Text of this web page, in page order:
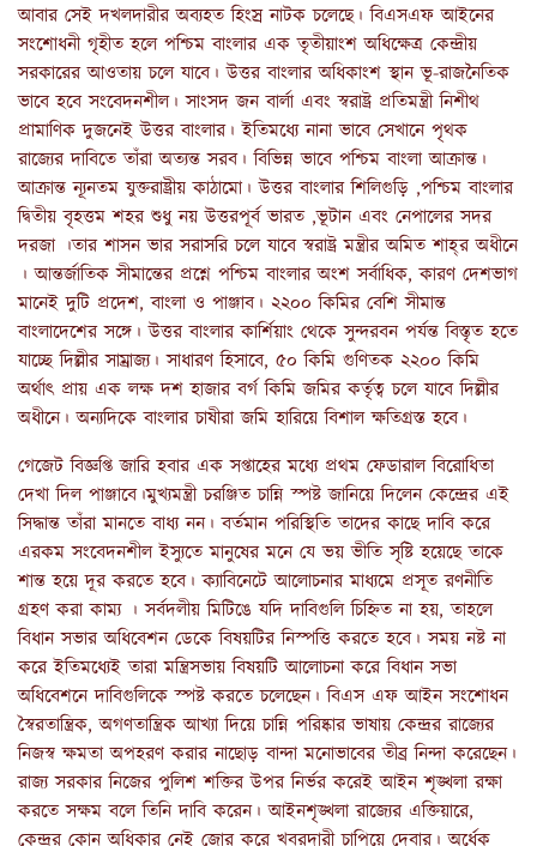
আবার সেই দখলদারীর অব্যহত হিংস্র নাটক চলেছে। বিএসএফ আইনের
সংশোধনী গৃহীত হলে পশ্চিম বাংলার এক তৃতীয়াংশ অধিক্ষেত্র কেন্দ্রীয়
সরকারের আওতায় চলে যাবে। উত্তর বাংলার অধিকাংশ স্থান ভূ-রাজনৈতিক
ভাবে হবে সংবেদনশীল। সাংসদ জন বার্লা এবং স্বরাষ্ট্র প্রতিমন্ত্রী নিশীথ
প্রামাণিক দুজনেই উত্তর বাংলার। ইতিমধ্যে নানা ভাবে সেখানে পৃথক
রাজ্যের দাবিতে তাঁরা অত্যন্ত সরব। বিভিন্ন ভাবে পশ্চিম বাংলা আক্রান্ত।
আক্রান্ত ন্যূনতম যুক্তরাষ্ট্রীয় কাঠামো। উত্তর বাংলার শিলিগুড়ি ,পশ্চিম বাংলার
দ্বিতীয় বৃহত্তম শহর শুধু নয় উত্তরপূর্ব ভারত ,ভূটান এবং নেপালের সদর
দরজা ।তার শাসন ভার সরাসরি চলে যাবে স্বরাষ্ট্র মন্ত্রীর অমিত শাহ্‌র অধীনে
। আন্তর্জাতিক সীমান্তের প্রশ্নে পশ্চিম বাংলার অংশ সর্বাধিক, কারণ দেশভাগ
মানেই দুটি প্রদেশ, বাংলা ও পাঞ্জাব। ২২০০ কিমির বেশি সীমান্ত
বাংলাদেশের সঙ্গে। উত্তর বাংলার কার্শিয়াং থেকে সুন্দরবন পর্যন্ত বিস্তৃত হতে
যাচ্ছে দিল্লীর সাম্রাজ্য। সাধারণ হিসাবে, ৫০ কিমি গুণিতক ২২০০ কিমি
অর্থাৎ প্রায় এক লক্ষ দশ হাজার বর্গ কিমি জমির কর্তৃত্ব চলে যাবে দিল্লীর
অধীনে। অন্যদিকে বাংলার চাষীরা জমি হারিয়ে বিশাল ক্ষতিগ্রস্ত হবে।
গেজেট বিজ্ঞপ্তি জারি হবার এক সপ্তাহের মধ্যে প্রথম ফেডারাল বিরোধিতা
দেখা দিল পাঞ্জাবে।মুখ্যমন্ত্রী চরঞ্জিত চান্নি স্পষ্ট জানিয়ে দিলেন কেন্দ্রের এই
সিদ্ধান্ত তাঁরা মানতে বাধ্য নন। বর্তমান পরিস্থিতি তাদের কাছে দাবি করে
এরকম সংবেদনশীল ইস্যুতে মানুষের মনে যে ভয় ভীতি সৃষ্টি হয়েছে তাকে
শান্ত হয়ে দূর করতে হবে। ক্যাবিনেটে আলোচনার মাধ্যমে প্রসূত রণনীতি
গ্রহণ করা কাম্য । সর্বদলীয় মিটিঙে যদি দাবিগুলি চিহ্নিত না হয়, তাহলে
বিধান সভার অধিবেশন ডেকে বিষয়টির নিস্পত্তি করতে হবে। সময় নষ্ট না
করে ইতিমধ্যেই তারা মন্ত্রিসভায় বিষয়টি আলোচনা করে বিধান সভা
অধিবেশনে দাবিগুলিকে স্পষ্ট করতে চলেছেন। বিএস এফ আইন সংশোধন
স্বৈরতান্ত্রিক, অগণতান্ত্রিক আখ্যা দিয়ে চান্নি পরিষ্কার ভাষায় কেন্দ্রর রাজ্যের
নিজস্ব ক্ষমতা অপহরণ করার নাছোড় বান্দা মনোভাবের তীব্র নিন্দা করেছেন।
রাজ্য সরকার নিজের পুলিশ শক্তির উপর নির্ভর করেই আইন শৃঙ্খলা রক্ষা
করতে সক্ষম বলে তিনি দাবি করেন। আইনশৃঙ্খলা রাজ্যের এক্তিয়ারে,